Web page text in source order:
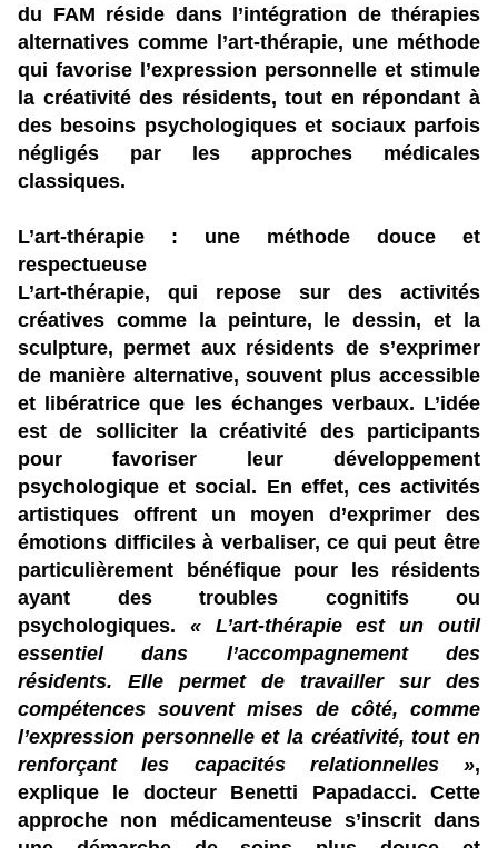
du FAM réside dans l’intégration de thérapies
alternatives comme l’art-thérapie, une méthode
qui favorise l’expression personnelle et stimule
la créativité des résidents, tout en répondant à
des besoins psychologiques et sociaux parfois
négligés par les approches médicales
classiques.
L’art-thérapie : une méthode douce et
respectueuse
L’art-thérapie, qui repose sur des activités
créatives comme la peinture, le dessin, et la
sculpture, permet aux résidents de s’exprimer
de manière alternative, souvent plus accessible
et libératrice que les échanges verbaux. L’idée
est de solliciter la créativité des participants
pour favoriser leur développement
psychologique et social. En effet, ces activités
artistiques offrent un moyen d’exprimer des
émotions difficiles à verbaliser, ce qui peut être
particulièrement bénéfique pour les résidents
ayant des troubles cognitifs ou
psychologiques. « L’art-thérapie est un outil
essentiel dans l’accompagnement des
résidents. Elle permet de travailler sur des
compétences souvent mises de côté, comme
l’expression personnelle et la créativité, tout en
renforçant les capacités relationnelles »,
explique le docteur Benetti Papadacci. Cette
approche non médicamenteuse s’inscrit dans